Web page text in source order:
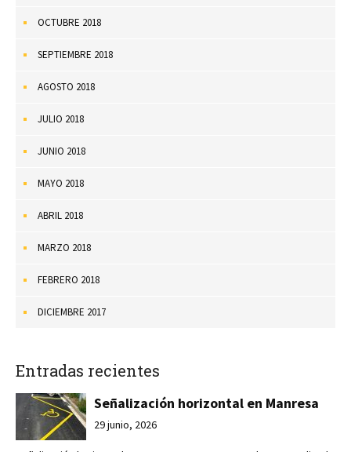
OCTUBRE 2018
SEPTIEMBRE 2018
AGOSTO 2018
JULIO 2018
JUNIO 2018
MAYO 2018
ABRIL 2018
MARZO 2018
FEBRERO 2018
DICIEMBRE 2017
Entradas recientes
Señalización horizontal en Manresa
29 junio, 2026